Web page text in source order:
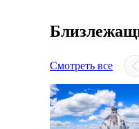
Смотреть все